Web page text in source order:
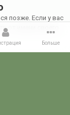
позже. Если у вас
от имени своего
Больше